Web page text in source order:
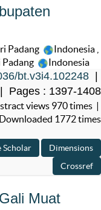
Padang Indonesia
Indonesia
bt.v3i4.102248
Pages : 1397-1408
views 970 times |
Downloaded 1772 times
Muat